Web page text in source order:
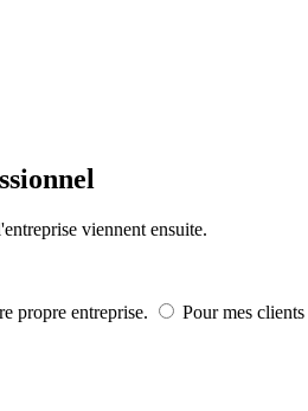
viennent ensuite.
propre entreprise. Pour mes clients